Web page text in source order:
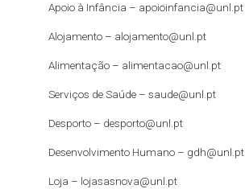
Apoio à Infância – apoioinfancia@unl.pt
Alojamento – alojamento@unl.pt
Alimentação – alimentacao@unl.pt
Serviços de Saúde – saude@unl.pt
Desporto – desporto@unl.pt
Desenvolvimento Humano – gdh@unl.pt
Loja – lojasasnova@unl.pt